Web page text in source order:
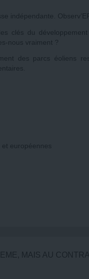
indépendante.
clés du
nous vraiment ?
des parcs éoliens
européennes
MAIS AU